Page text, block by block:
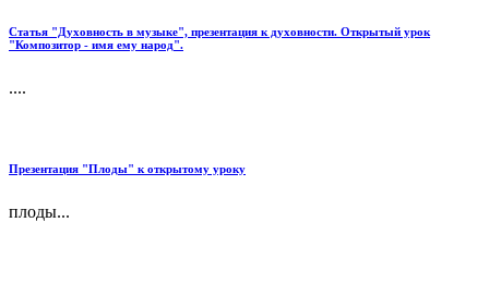
Статья "Духовность в музыке", презентация к духовности. Открытый урок
"Композитор - имя ему народ".
....
Презентация "Плоды" к открытому уроку
плоды...